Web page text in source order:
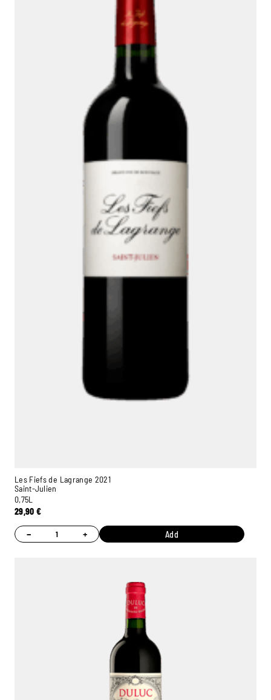
Les Fiefs de Lagrange 2021
Saint-Julien
0,75L
29,90€
− + Add